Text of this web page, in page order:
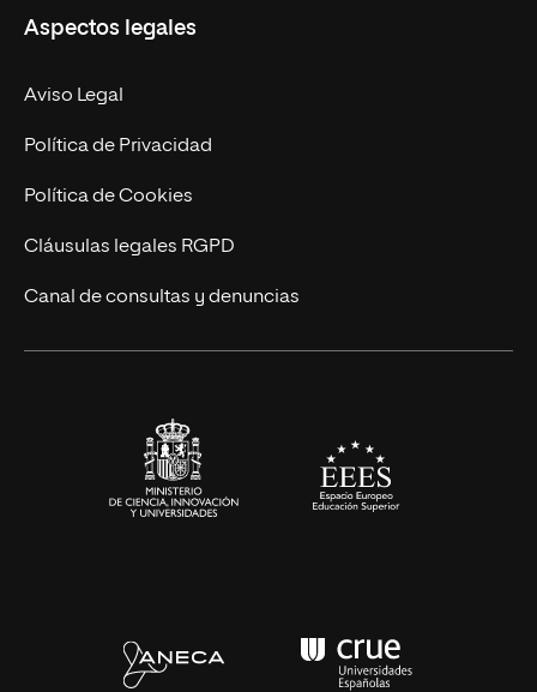
Doctorados
Experto Universitario
Postgrados
Cursos Universitarios
Facultades
Nuestro Equipo
Trabaja en UNIR
Actualidad
UNIR Revista
Eventos
Aspectos legales
Aviso Legal
Política de Privacidad
Política de Cookies
Cláusulas legales RGPD
Canal de consultas y denuncias